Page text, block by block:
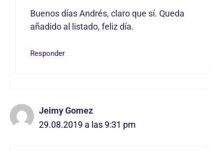
Buenos días Andrés, claro que sí. Queda
añadido al listado, feliz día.
Responder
Jeimy Gomez
29.08.2019 a las 9:31 pm